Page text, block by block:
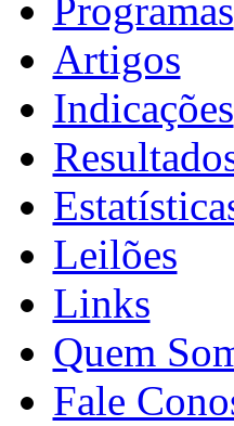
Programas
Artigos
Indicações
Leilões
Links
Quem
Fale